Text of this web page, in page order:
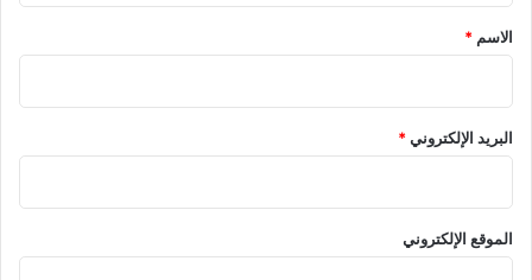
*
الاسم *
البريد الإلكتروني*
الموقع الإلكتروني